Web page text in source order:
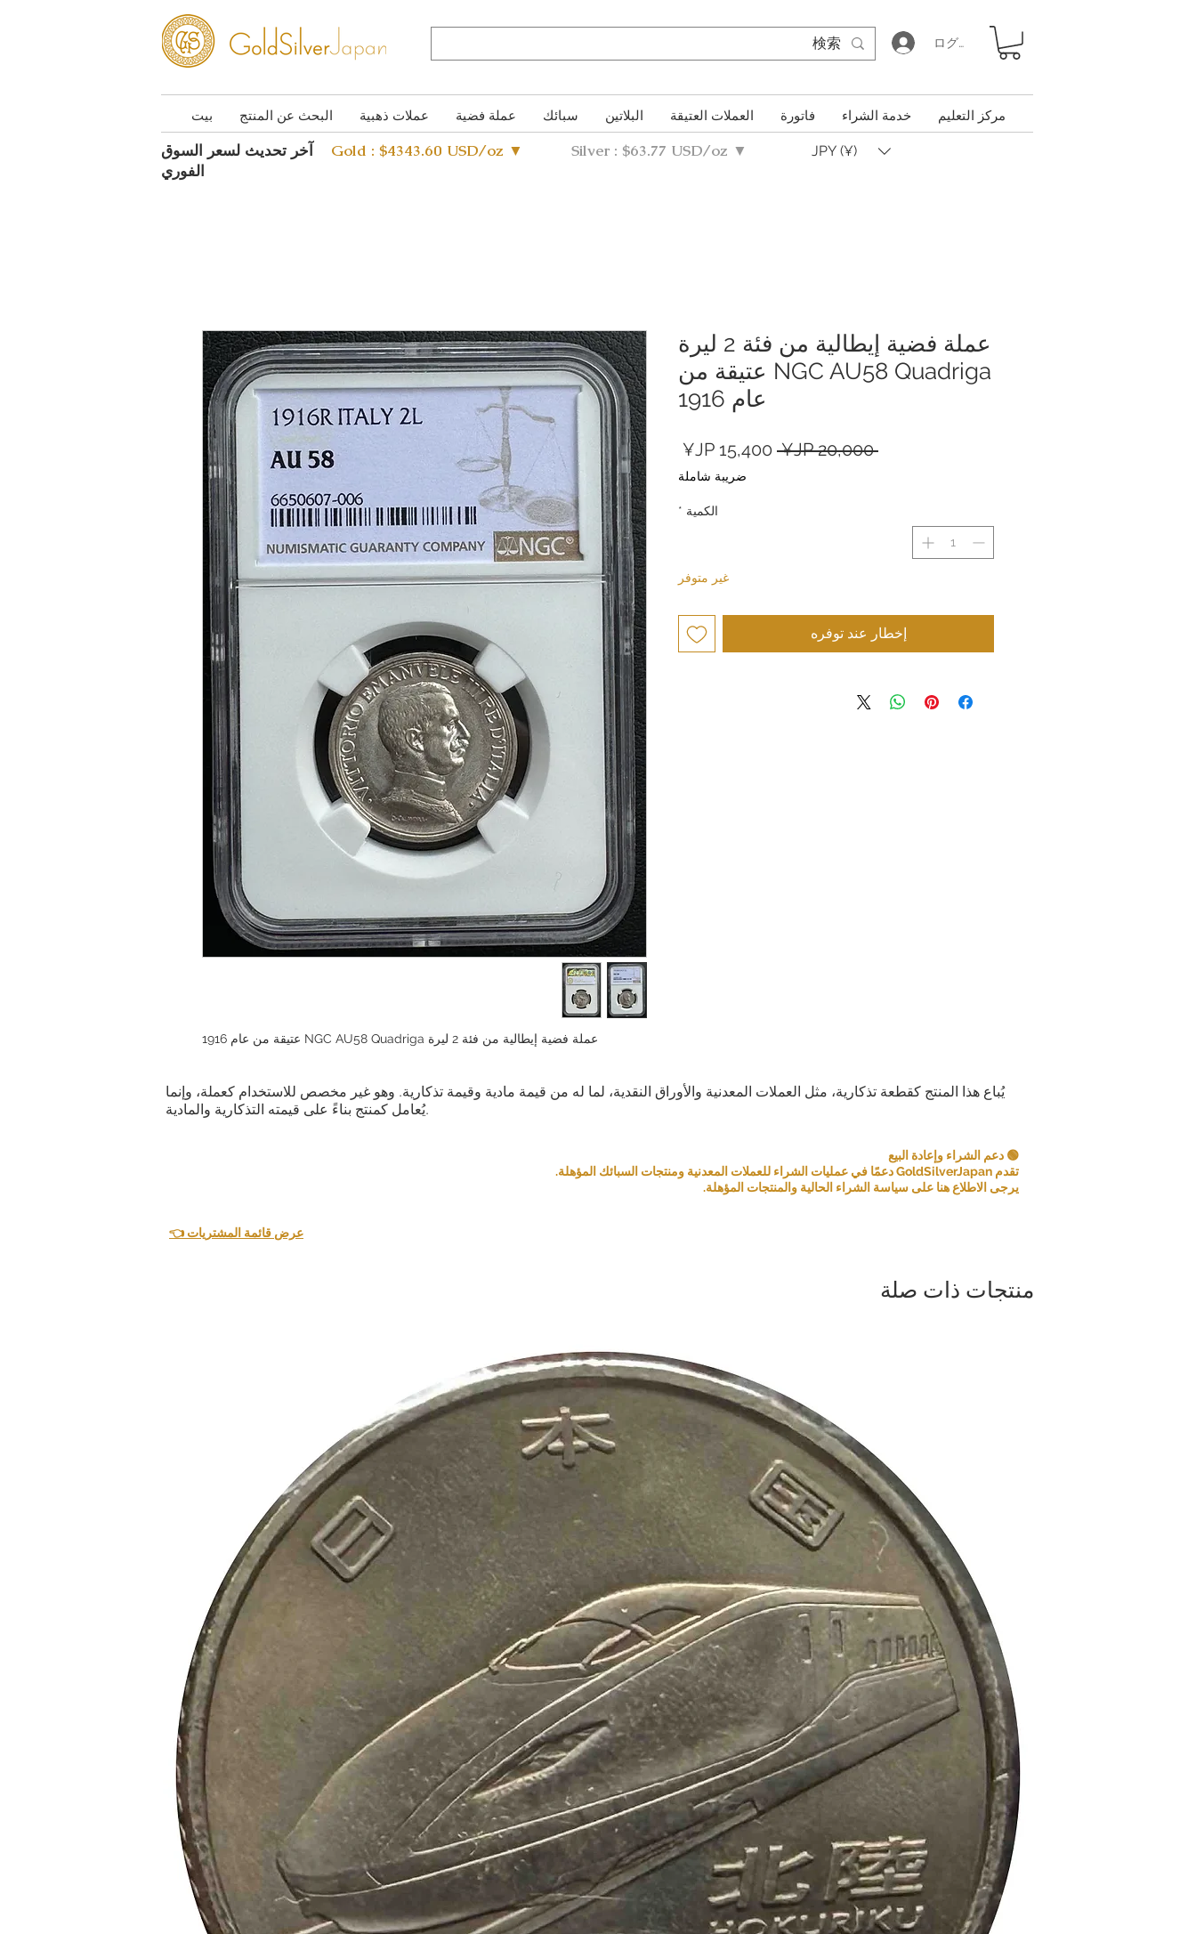
ログイン
بيت البحث عن المنتج عملات ذهبية عملة فضية سبائك البلاتين العملات العتيقة فاتورة خدمة الشراء مركز التعليم
آخر تحديث لسعر السوق
الفوري
Gold : $4343.60 USD/oz ▼ Silver : $63.77 USD/oz ▼ JPY (¥)
عملة فضية إيطالية من فئة 2 ليرة NGC AU58 Quadriga عتيقة من عام 1916
عملة فضية إيطالية من فئة 2 ليرة
NGC AU58 Quadriga عتيقة من
عام 1916
‏20,000 JP¥
سعر
عادي
البيعضريبة شاملة
الكمية *
غير متوفر
إخطار عند توفره
يُباع هذا المنتج كقطعة تذكارية، مثل العملات المعدنية والأوراق النقدية، لما له من قيمة مادية وقيمة تذكارية. وهو غير مخصص للاستخدام كعملة، وإنما
يُعامل كمنتج بناءً على قيمته التذكارية والمادية.
🟢 دعم الشراء وإعادة البيع
تقدم GoldSilverJapan دعمًا في عمليات الشراء للعملات المعدنية ومنتجات السبائك المؤهلة.
يرجى الاطلاع هنا على سياسة الشراء الحالية والمنتجات المؤهلة.
👈 عرض قائمة المشتريات
منتجات ذات صلة